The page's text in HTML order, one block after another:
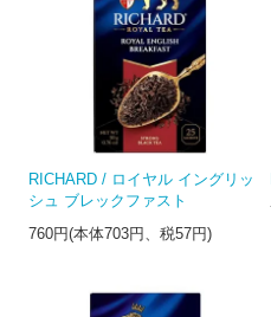
RICHARD / ロイヤル イングリッ
シュ ブレックファスト
760円(本体703円、税57円)